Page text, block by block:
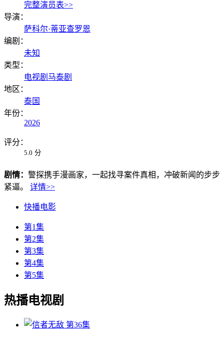
完整演员表>>
导演：
萨科尔·蒂亚查罗恩
编剧：
未知
类型：
电视剧 马泰剧
地区：
泰国
年份：
2026
评分：
5.0 分
剧情： 警探携手漫画家，一起找寻案件真相，冲破新闻的步步
紧逼。 详情>>
快播电影
第1集
第2集
第3集
第4集
第5集
热播电视剧
第36集